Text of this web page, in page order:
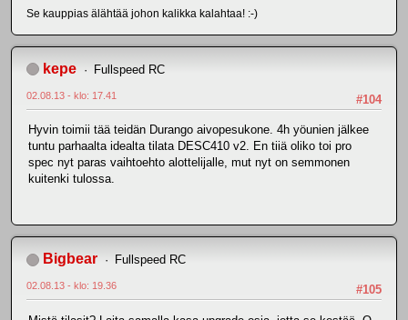
Se kauppias älähtää johon kalikka kalahtaa! :-)
kepe Fullspeed RC
#104
02.08.13 - klo: 17.41
Hyvin toimii tää teidän Durango aivopesukone. 4h yöunien jälkee
tuntu parhaalta idealta tilata DESC410 v2. En tiiä oliko toi pro
spec nyt paras vaihtoehto alottelijalle, mut nyt on semmonen
kuitenki tulossa.
Bigbear Fullspeed RC
#105
02.08.13 - klo: 19.36